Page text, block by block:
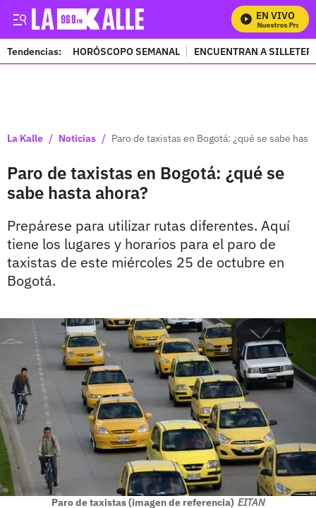
EN VIVO
Mira Todos Nuestros
Tendencias: HORÓSCOPO SEMANAL ENCUENTRAN A
La Kalle / Noticias / Paro de taxistas en Bogotá: ¿qué se sabe
Paro de taxistas en Bogotá: ¿qué se
sabe hasta ahora?
Prepárese para utilizar rutas diferentes. Aquí
tiene los lugares y horarios para el paro de
taxistas de este miércoles 25 de octubre en
Bogotá.
Paro de taxistas (imagen de referencia) EITAN